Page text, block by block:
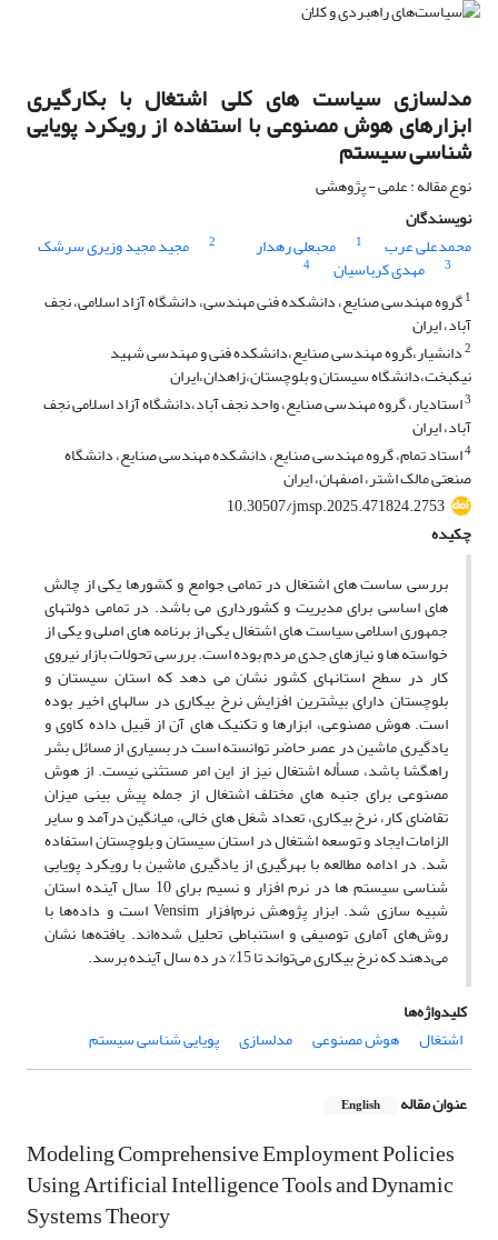
مدلسازی سیاست های کلی اشتغال با بکارگیری
ابزارهای هوش مصنوعی با استفاده از رویکرد پویایی
شناسی سیستم
نوع مقاله : علمی - پژوهشی
نویسندگان
محمدعلی عرب
1 محبعلی رهدار 2 مجید مجید وزیری سرشک
3 مهدی کرباسیان
4
1گروه مهندسی صنایع، دانشکده فنی مهندسی، دانشگاه آزاد اسلامی، نجف
آباد، ایران
2دانشیار،گروه مهندسی صنایع،دانشکده فنی و مهندسی شهید
نیکبخت،دانشگاه سیستان و بلوچستان،زاهدان،ایران
3استادیار، گروه مهندسی صنایع، واحد نجف آباد،دانشگاه آزاد اسلامی نجف
آباد، ایران
4استاد تمام، گروه مهندسی صنایع، دانشکده مهندسی صنایع، دانشگاه
صنعتی مالک اشتر، اصفهان، ایران
10.30507/jmsp.2025.471824.2753
چکیده
بررسی ساست های اشتغال در تمامی جوامع و کشورها یکی از چالش
های اساسی برای مدیریت و کشورداری می باشد. در تمامی دولتهای
جمهوری اسلامی سیاست های اشتغال یکی از برنامه های اصلی و یکی از
خواسته ها و نیازهای جدی مردم بوده است. بررسی تحولات بازار نیروی
کار در سطح استانهای کشور نشان می دهد که استان سیستان و
بلوچستان دارای بیشترین افزایش نرخ بیکاری در سالهای اخیر بوده
است. هوش مصنوعی، ابزارها و تکنیک های آن از قبیل داده کاوی و
یادگیری ماشین در عصر حاضر توانسته است در بسیاری از مسائل بشر
راهگشا باشد، مسأله اشتغال نیز از این امر مستثنی نیست. از هوش
مصنوعی برای جنبه های مختلف اشتغال از جمله پیش بینی میزان
تقاضای کار، نرخ بیکاری، تعداد شغل های خالی، میانگین درآمد و سایر
الزامات ایجاد و توسعه اشتغال در استان سیستان و بلوچستان استفاده
شد. در ادامه مطالعه با بهرگیری از یادگیری ماشین با رویکرد پویایی
شناسی سیستم ها در نرم افزار و نسیم برای 10 سال آینده استان
شبیه سازی شد. ابزار پژوهش نرم‌افزار Vensim است و داده‌ها با
روش‌های آماری توصیفی و استنباطی تحلیل شده‌اند. یافته‌ها نشان
می‌دهند که نرخ بیکاری می‌تواند تا 15% در ده سال آینده برسد.
کلیدواژه‌ها
اشتغال
هوش مصنوعی مدلسازی پویایی شناسی سیستم
عنوان مقاله English
Modeling Comprehensive Employment Policies
Using Artificial Intelligence Tools and Dynamic
Systems Theory